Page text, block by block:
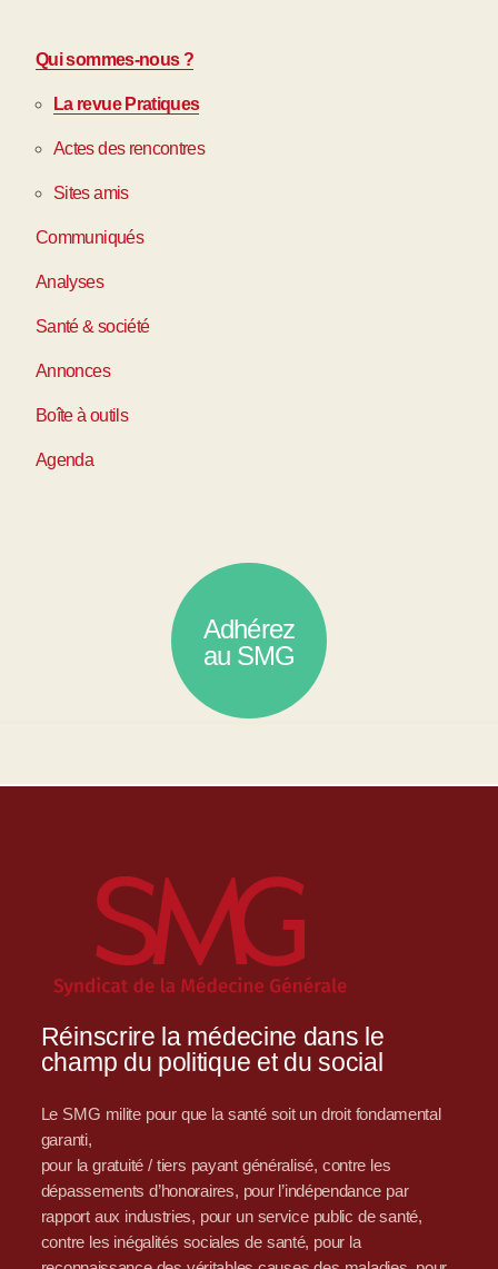
Qui sommes-nous ?
La revue Pratiques
Actes des rencontres
Sites amis
Communiqués
Analyses
Santé & société
Annonces
Boîte à outils
Agenda
Adhérez
au SMG
Réinscrire la médecine dans le
champ du politique et du social
Le SMG milite pour que la santé soit un droit fondamental
garanti,
pour la gratuité / tiers payant généralisé, contre les
dépassements d’honoraires, pour l’indépendance par
rapport aux industries, pour un service public de santé,
contre les inégalités sociales de santé, pour la